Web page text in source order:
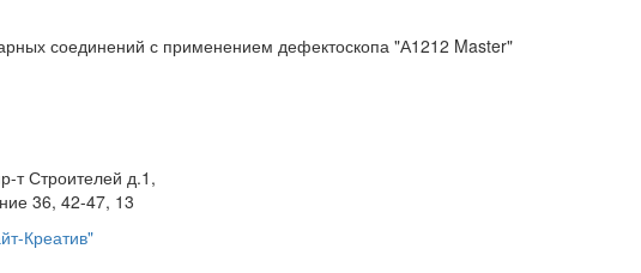
соединений с применением дефектоскопа "А1212 Master"
т Строителей д.1,
36, 42-47, 13
Креатив"